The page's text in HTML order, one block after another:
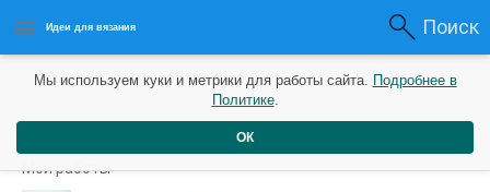
Идеи для вязания Поиск
Мои работы
Мы используем куки и метрики для работы сайта. Подробнее в
Политике.
ОК